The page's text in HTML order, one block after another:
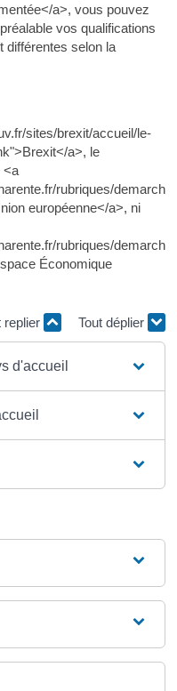
a>, vous pouvez
vos qualifications
différentes selon la
sites/brexit/accueil/le-
a>, le
<a
rubriques/
européenne</a>, ni
rubriques/
Économique
replier Tout déplier
d'accueil